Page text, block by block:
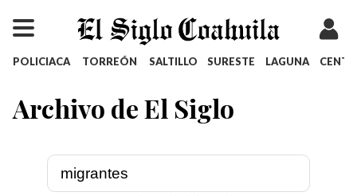
POLICIACA TORREÓN SALTILLO SURESTE LAGUNA
Archivo de El Siglo